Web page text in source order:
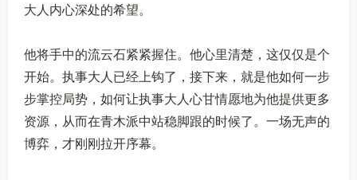
大人内心深处的希望。
他将手中的流云石紧紧握住。他心里清楚，这仅仅是个
开始。执事大人已经上钩了，接下来，就是他如何一步
步掌控局势，如何让执事大人心甘情愿地为他提供更多
资源，从而在青木派中站稳脚跟的时候了。一场无声的
博弈，才刚刚拉开序幕。